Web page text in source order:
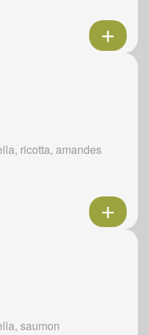
ricotta, amandes
saumon